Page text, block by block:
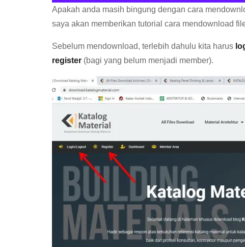
Apakah anda masih bingung dengan cara
saya akan memberikan tutorial cara mendownload
Sebelum mendownload, terlebih dahulu kita harus
register (bagi yang belum menjadi member).